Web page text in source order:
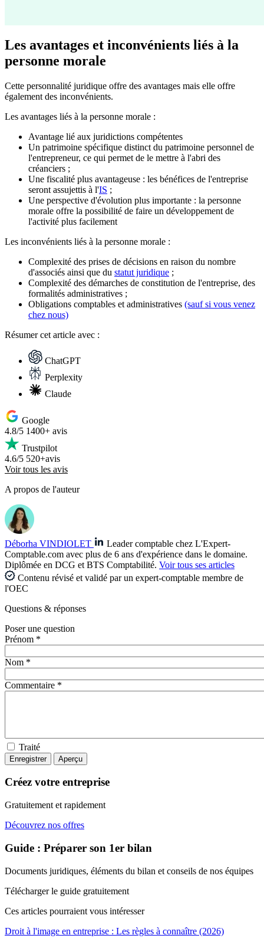
Les avantages et inconvénients liés à la
personne morale
Cette personnalité juridique offre des avantages mais elle offre
également des inconvénients.
Les avantages liés à la personne morale :
Avantage lié aux juridictions compétentes
Un patrimoine spécifique distinct du patrimoine personnel de
l'entrepreneur, ce qui permet de le mettre à l'abri des
créanciers ;
Une fiscalité plus avantageuse : les bénéfices de l'entreprise
seront assujettis à l'IS ;
Une perspective d'évolution plus importante : la personne
morale offre la possibilité de faire un développement de
l'activité plus facilement
Les inconvénients liés à la personne morale :
Complexité des prises de décisions en raison du nombre
d'associés ainsi que du statut juridique ;
Complexité des démarches de constitution de l'entreprise, des
formalités administratives ;
Obligations comptables et administratives (sauf si vous venez
chez nous)
Résumercet article avec :
ChatGPT
Perplexity
Claude
Google
4.8/5 1400+ avis
Trustpilot
4.6/5 520+avis
Voir tous les avis
A propos de l'auteur
Déborha VINDIOLET
Leader comptable chez L'Expert-
Comptable.com avec plus de 6 ans d'expérience dans le domaine.
Diplômée en DCG et BTS Comptabilité. Voir tous ses articles
Contenu révisé et validé par un expert-comptable membre de
l'OEC
Questions & réponses
Poser une question
Prénom *
Nom *
Commentaire *
Traité
Créez votre entreprise
Gratuitement et rapidement
Découvrez nos offres
Guide : Préparer son 1er bilan
Documents juridiques, éléments du bilan et conseils de nos équipes
Télécharger le guide gratuitement
Ces articles pourraient vous intéresser
Droit à l'image en entreprise : Les règles à connaître (2026)